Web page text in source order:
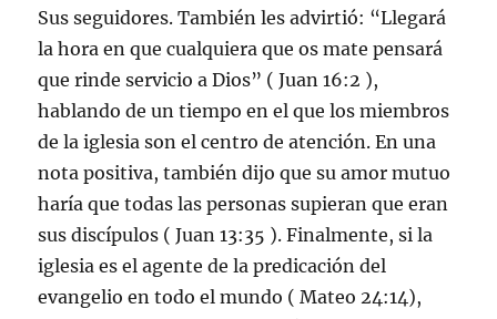
Sus seguidores. También les advirtió: “Llegará
la hora en que cualquiera que os mate pensará
que rinde servicio a Dios” ( Juan 16:2 ),
hablando de un tiempo en el que los miembros
de la iglesia son el centro de atención. En una
nota positiva, también dijo que su amor mutuo
haría que todas las personas supieran que eran
sus discípulos ( Juan 13:35 ). Finalmente, si la
iglesia es el agente de la predicación del
evangelio en todo el mundo ( Mateo 24:14),